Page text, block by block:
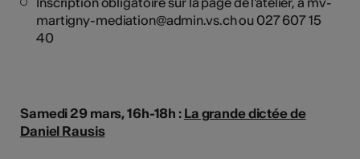
martigny-mediation@admin.vs.ch ou 027 607 15
40
Samedi 29 mars, 16h-18h : La grande dictée de
Daniel Rausis